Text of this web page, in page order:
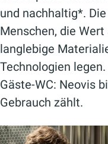
und nachhaltig*.
Menschen, die
langlebige
Technologien
Gäste-WC: Neovis
Gebrauch zählt.